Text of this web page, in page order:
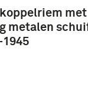
(1914-
met
metalen
1945